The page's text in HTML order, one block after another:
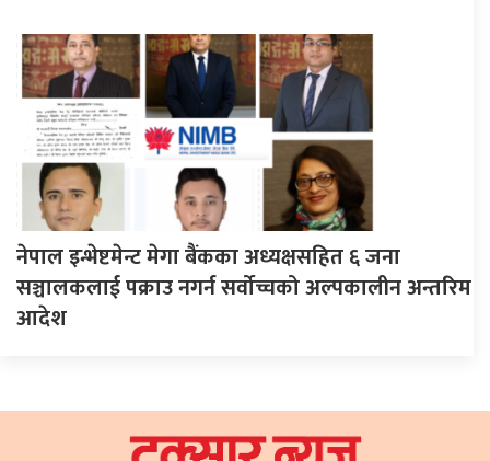
नेपाल इन्भेष्टमेन्ट मेगा बैंकका अध्यक्षसहित ६ जना
सञ्चालकलाई पक्राउ नगर्न सर्वोच्चको अल्पकालीन अन्तरिम
आदेश